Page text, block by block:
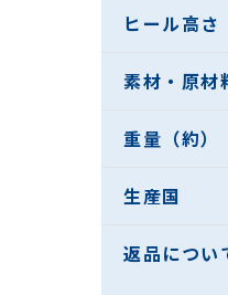
メディカル
化を目指しま
九州産業大
ました。
メーカーの
「人の役に
ひざの健康
ヒール高さ
素材・原材
重量（約）
生産国
返品につい